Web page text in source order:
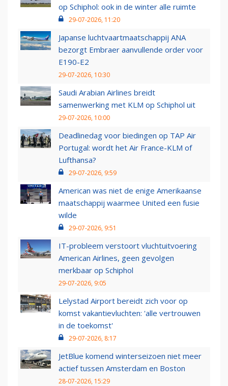
op Schiphol: ook in de winter alle ruimte
29-07-2026, 11:20
Japanse luchtvaartmaatschappij ANA
bezorgt Embraer aanvullende order voor
E190-E2
29-07-2026, 10:30
Saudi Arabian Airlines breidt
samenwerking met KLM op Schiphol uit
29-07-2026, 10:00
Deadlinedag voor biedingen op TAP Air
Portugal: wordt het Air France-KLM of
Lufthansa?
29-07-2026, 9:59
American was niet de enige Amerikaanse
maatschappij waarmee United een fusie
wilde
29-07-2026, 9:51
IT-probleem verstoort vluchtuitvoering
American Airlines, geen gevolgen
merkbaar op Schiphol
29-07-2026, 9:05
Lelystad Airport bereidt zich voor op
komst vakantievluchten: 'alle vertrouwen
in de toekomst'
29-07-2026, 8:17
JetBlue komend winterseizoen niet meer
actief tussen Amsterdam en Boston
28-07-2026, 15:29